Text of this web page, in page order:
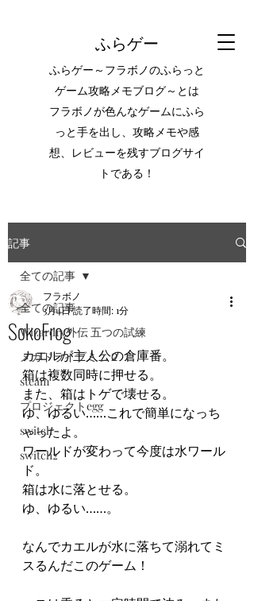
ふらゲー
ふらゲー～フラボノのふらっと
ゲーム攻略メモブログ～とは
フラボノが色んなゲームにふら
っと手を出し、攻略メモや感
想、レビューを残すブログサイ
トである！
記事
全ての記事
Wizardry外伝 五つの試練
メガドライブミニ２
steam
プロジェクトegg
switch
switch2
全ての記事
SokoFrog
フラボノ
3月4日読了時間: 1分
カエルが主人公の倉庫番。
箱は複数同時に押せる。
また、箱はトゲで壊せる。
ゆ、ゆるい……これで簡単になっち
ゃったよ。
ワールドが変わって今度は水ワール
ド。
箱は水に落とせる。
ゆ、ゆるい……。
なんでカエルが水に落ちて溺れてミ
スるんだこのゲーム！